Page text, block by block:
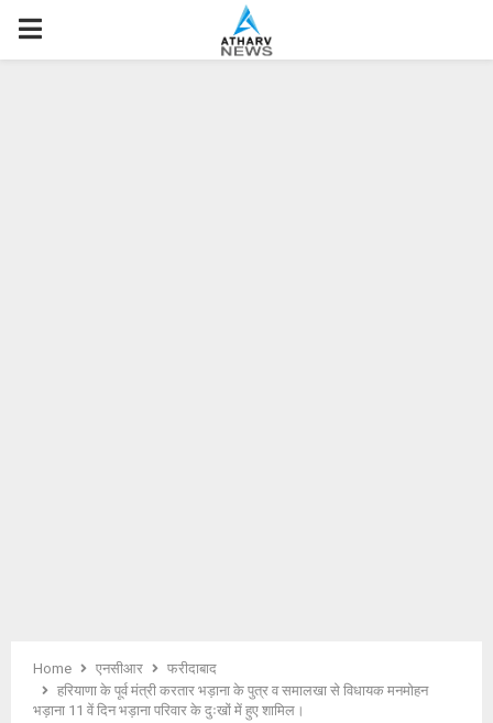
P
Home एनसीआर
फरीदाबाद
हरियाणा के पूर्व मंत्री करतार भड़ाना के पुत्र व समालखा से विधायक मनमोहन
भड़ाना 11 वें दिन भड़ाना परिवार के दुःखों में हुए शामिल।